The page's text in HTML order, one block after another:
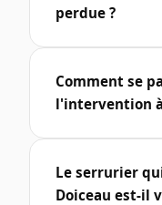
perdue ?
Comment se
l'intervention à
Le serrurier
Doiceau est-il